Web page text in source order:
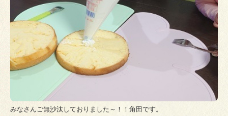
みなさんご無沙汰しておりました～！！角田です。